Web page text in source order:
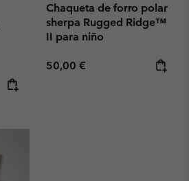
Chaqueta de forro polar
sherpa Rugged Ridge™
II para niño
Regular price:
50,00 €